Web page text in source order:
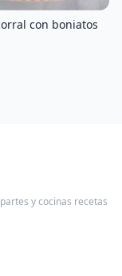
con boniatos
y cocinas recetas